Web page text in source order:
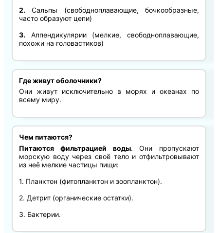
2.Сальпы (свободноплавающие, бочкообразные,
часто образуют цепи)
3.Аппендикулярии (мелкие, свободноплавающие,
похожи на головастиков)
Где живут оболочники?
Они живут исключительно в морях и океанах по
всему миру.
Чем питаются?
Питаются фильтрацией воды. Они пропускают
морскую воду через своё тело и отфильтровывают
из неё мелкие частицы пищи:
1. Планктон (фитопланктон и зоопланктон).
2. Детрит (органические остатки).
3. Бактерии.